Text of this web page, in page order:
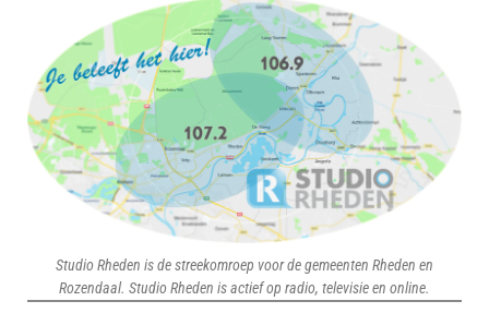
Studio Rheden is de streekomroep voor de gemeenten Rheden en
Rozendaal. Studio Rheden is actief op radio, televisie en online.